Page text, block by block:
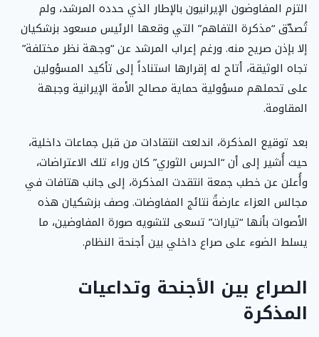
التزم المفاوضون الإيرانيون بالإطار الذي حدده المرشد، ولم
تُصدّق “مذكرة التفاهم” التي وقعها الرئيس مسعود بزشكيان
إلا بإذن صريح منه. ورغم إعراب المرشد عن “وجهة نظر مختلفة”
تجاه الوثيقة، أتاح له إقرارها استناداً إلى تأكيد المسؤولين
على تحملهم مسؤولية حماية مصالح الأمة الإيرانية وجبهة
المقاومة.
بعد توقيع المذكرة، اندلعت انتقادات من قبل جماعات داخلية،
حيث أُشير إلى أن “الحرس الثوري” كان وراء تلك الاعتراضات،
وأُعلن عن خطب جمعة انتقدت المذكرة، إلى جانب هتافات في
مجالس العزاء عارضةً نتائج المفاوضات. وصف بزشكيان هذه
الأصوات بأنها “تيارات” تسعى لتشويه صورة المفاوضين، ما
يسلط الضوء على صراع داخلي بين أجنحة النظام.
الصراع بين الأجنحة وتداعيات
المذكرة